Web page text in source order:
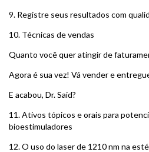
9. Registre seus resultados com
10. Técnicas de vendas
Quanto você quer atingir de
Agora é sua vez! Vá vender e
E acabou, Dr. Said?
11.Ativos tópicos e orais para
bioestimuladores
12.O uso do laser de 1210 nm na